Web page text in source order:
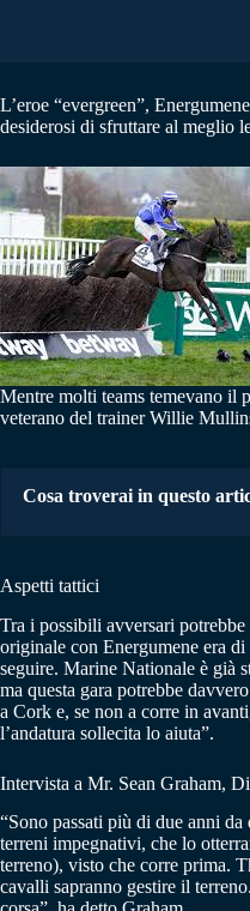
L’eroe “evergreen”,
desiderosi di sfruttare al meglio
Mentre molti teams temevano il
veterano del trainer Willie
Cosa troverai in questo
Aspetti tattici
Tra i possibili avversari
originale con Energumene era
seguire. Marine Nationale è già
ma questa gara potrebbe
a Cork e, se non a corre in
l’andatura sollecita lo aiuta”.
Intervista a Mr. Sean Graham,
“Sono passati più di due anni
terreni impegnativi, che lo
terreno), visto che corre prima.
cavalli sapranno gestire il